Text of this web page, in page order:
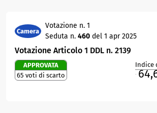
Camera
Votazione n. 1
Seduta n. 460 del 1 apr 2025
Votazione Articolo 1 DDL n. 2139
APPROVATA
65 voti di scarto
Indice